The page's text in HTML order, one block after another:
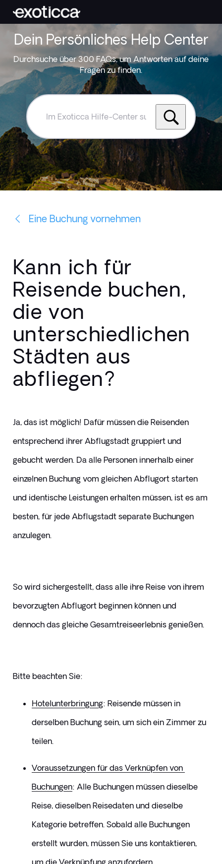
Dein Persönliches Help Center
Durchsuche über 300 FAQs, um Antworten auf deine
Fragen zu finden.
Hilfe-
Center
suchen
Eine Buchung vornehmen
Kann ich für
Reisende buchen,
die von
unterschiedlichen
Städten aus
abfliegen?
Ja, das ist möglich! Dafür müssen die Reisenden
entsprechend ihrer Abflugstadt gruppiert und
gebucht werden. Da alle Personen innerhalb einer
einzelnen Buchung vom gleichen Abflugort starten
und identische Leistungen erhalten müssen, ist es am
besten, für jede Abflugstadt separate Buchungen
anzulegen.
So wird sichergestellt, dass alle ihre Reise von ihrem
bevorzugten Abflugort beginnen können und
dennoch das gleiche Gesamtreiseerlebnis genießen.
Bitte beachten Sie:
Hotelunterbringung: Reisende müssen in
derselben Buchung sein, um sich ein Zimmer zu
teilen.
Voraussetzungen für das Verknüpfen von
Buchungen: Alle Buchungen müssen dieselbe
Reise, dieselben Reisedaten und dieselbe
Kategorie betreffen. Sobald alle Buchungen
erstellt wurden, müssen Sie uns kontaktieren,
um die Verknüpfung anzufordern.